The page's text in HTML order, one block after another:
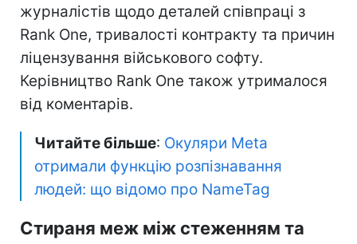
журналістів щодо деталей співпраці з
Rank One, тривалості контракту та причин
ліцензування військового софту.
Керівництво Rank One також утрималося
від коментарів.
Читайте більше: Окуляри Meta
отримали функцію розпізнавання
людей: що відомо про NameTag
Стираня меж між стеженням та